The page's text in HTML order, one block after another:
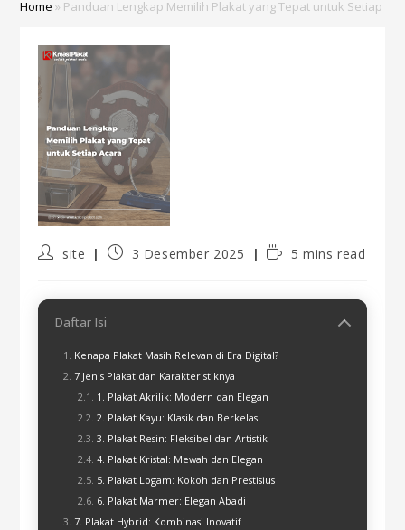
Home » Panduan Lengkap Memilih Plakat yang Tepat untuk Setiap
site 3 Desember 2025 5 mins read
Daftar Isi
Kenapa Plakat Masih Relevan di Era Digital?
7 Jenis Plakat dan Karakteristiknya
1. Plakat Akrilik: Modern dan Elegan
2. Plakat Kayu: Klasik dan Berkelas
3. Plakat Resin: Fleksibel dan Artistik
4. Plakat Kristal: Mewah dan Elegan
5. Plakat Logam: Kokoh dan Prestisius
6. Plakat Marmer: Elegan Abadi
7. Plakat Hybrid: Kombinasi Inovatif